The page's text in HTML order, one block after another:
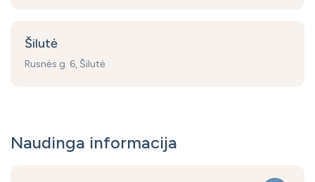
Šilutė
Rusnės g. 6, Šilutė
Naudinga informacija